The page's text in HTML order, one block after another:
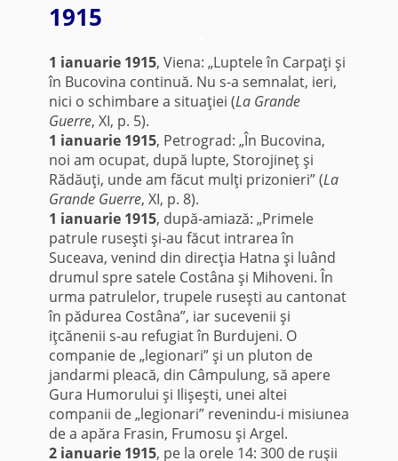
1915
1 ianuarie 1915, Viena: „Luptele în Carpaţi şi
în Bucovina continuă. Nu s-a semnalat, ieri,
nici o schimbare a situaţiei (La Grande
Guerre, XI, p. 5).
1 ianuarie 1915, Petrograd: „În Bucovina,
noi am ocupat, după lupte, Storojineţ şi
Rădăuţi, unde am făcut mulţi prizonieri” (La
Grande Guerre, XI, p. 8).
1 ianuarie 1915, după-amiază: „Primele
patrule ruseşti şi-au făcut intrarea în
Suceava, venind din direcţia Hatna şi luând
drumul spre satele Costâna şi Mihoveni. În
urma patrulelor, trupele ruseşti au cantonat
în pădurea Costâna”, iar sucevenii şi
iţcănenii s-au refugiat în Burdujeni. O
companie de „legionari” şi un pluton de
jandarmi pleacă, din Câmpulung, să apere
Gura Humorului şi Ilişeşti, unei altei
companii de „legionari” revenindu-i misiunea
de a apăra Frasin, Frumosu şi Argel.
2 ianuarie 1915, pe la orele 14: 300 de ruşii